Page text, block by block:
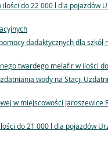
do 22 000 l dla pojazdów
dadaktycznych dla szkół
twardego melafir w ilości
wody na Stacji
w miejscowości Jaroszewice
do 21 000 l dla pojazdów